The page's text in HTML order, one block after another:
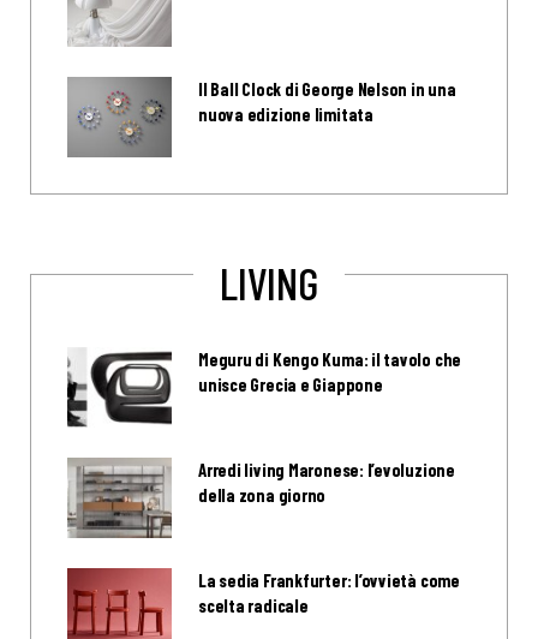
Il Ball Clock di George Nelson in una
nuova edizione limitata
LIVING
Meguru di Kengo Kuma: il tavolo che
unisce Grecia e Giappone
Arredi living Maronese: l’evoluzione
della zona giorno
La sedia Frankfurter: l’ovvietà come
scelta radicale